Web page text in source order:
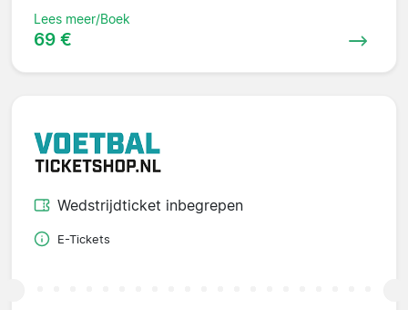
Lees meer/Boek
69 €
Wedstrijdticket inbegrepen
E-Tickets